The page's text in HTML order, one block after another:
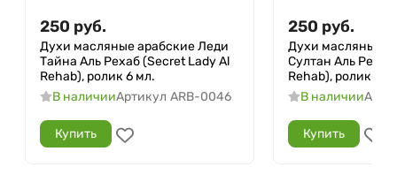
250 руб.
Духи масляные арабские Леди
Тайна Аль Рехаб (Secret Lady Al
Rehab), ролик 6 мл.
В наличииАртикул ARB-0046
Купить
250 руб.
Духи масляные
Султан Аль Рехаб
Rehab), ролик 6
В наличии
Купить